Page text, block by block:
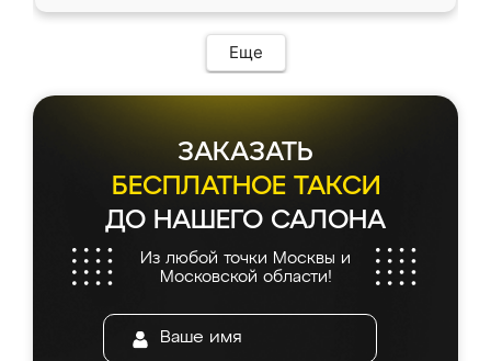
Еще
ЗАКАЗАТЬ
БЕСПЛАТНОЕ ТАКСИ
ДО НАШЕГО САЛОНА
Из любой точки Москвы и
Московской области!